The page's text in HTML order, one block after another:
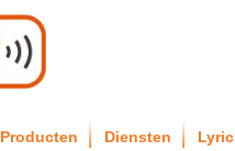
Producten Diensten Lyric